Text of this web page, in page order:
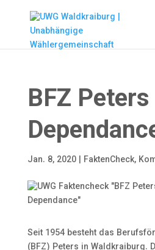
BFZ
Jan. 8, 2020| FaktenCheck,
Seit 1954 besteht das